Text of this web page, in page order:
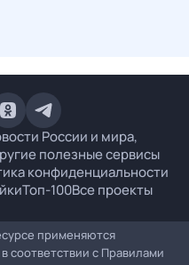
России и мира,
полезные сервисы
конфиденциальности
Топ-100Все проекты
применяются
соответствии с Правилами